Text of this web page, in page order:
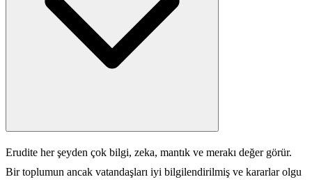
Erudite her şeyden çok bilgi, zeka, mantık ve merakı değer görür.
Bir toplumun ancak vatandaşları iyi bilgilendirilmiş ve kararlar olgu